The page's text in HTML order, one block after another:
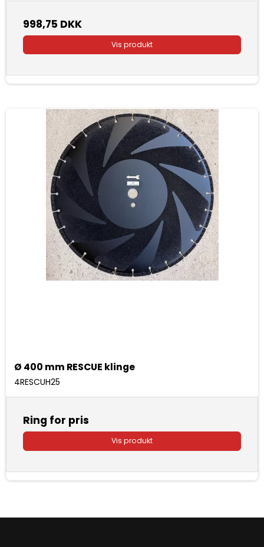
998,75 DKK
Vis produkt
Ø 400 mm RESCUE klinge
4RESCUH25
Ring for pris
Vis produkt